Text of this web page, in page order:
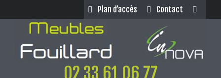
Plan d’accès Contact
02 33 61 06 77
Panneau de gestion des cookies